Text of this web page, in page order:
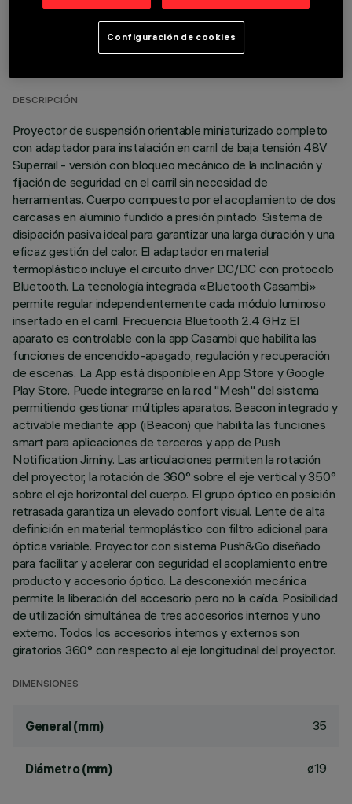
DATOS TÉCNICOS
DESCRIPCIÓN
Proyector de suspensión orientable miniaturizado completo
con adaptador para instalación en carril de baja tensión 48V
Superrail - versión con bloqueo mecánico de la inclinación y
fijación de seguridad en el carril sin necesidad de
herramientas. Cuerpo compuesto por el acoplamiento de dos
carcasas en aluminio fundido a presión pintado. Sistema de
disipación pasiva ideal para garantizar una larga duración y una
eficaz gestión del calor. El adaptador en material
termoplástico incluye el circuito driver DC/DC con protocolo
Bluetooth. La tecnología integrada «Bluetooth Casambi»
permite regular independientemente cada módulo luminoso
insertado en el carril. Frecuencia Bluetooth 2.4 GHz El
aparato es controlable con la app Casambi que habilita las
funciones de encendido-apagado, regulación y recuperación
de escenas. La App está disponible en App Store y Google
Play Store. Puede integrarse en la red "Mesh" del sistema
permitiendo gestionar múltiples aparatos. Beacon integrado y
activable mediante app (iBeacon) que habilita las funciones
smart para aplicaciones de terceros y app de Push
Notification Jiminy. Las articulaciones permiten la rotación
del proyector, la rotación de 360° sobre el eje vertical y 350°
sobre el eje horizontal del cuerpo. El grupo óptico en posición
retrasada garantiza un elevado confort visual. Lente de alta
definición en material termoplástico con filtro adicional para
óptica variable. Proyector con sistema Push&Go diseñado
para facilitar y acelerar con seguridad el acoplamiento entre
producto y accesorio óptico. La desconexión mecánica
permite la liberación del accesorio pero no la caída. Posibilidad
de utilización simultánea de tres accesorios internos y uno
externo. Todos los accesorios internos y externos son
giratorios 360° con respecto al eje longitudinal del proyector.
DIMENSIONES
General (mm) 35
Diámetro (mm) ø19
Configuración de cookies